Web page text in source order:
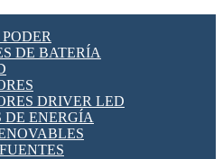
DE CABLE
IOT
WIFI
DE BATERÍA
DRIVER LED
DE ENERGÍA